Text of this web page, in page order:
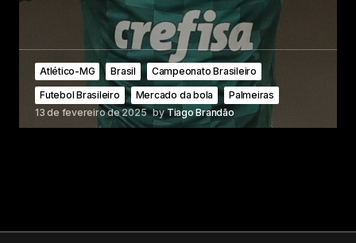
Atlético-MG Brasil
Campeonato Brasileiro
Futebol Brasileiro
Mercado da bola
Palmeiras
13 de fevereiro de 2025 byTiago Brandão